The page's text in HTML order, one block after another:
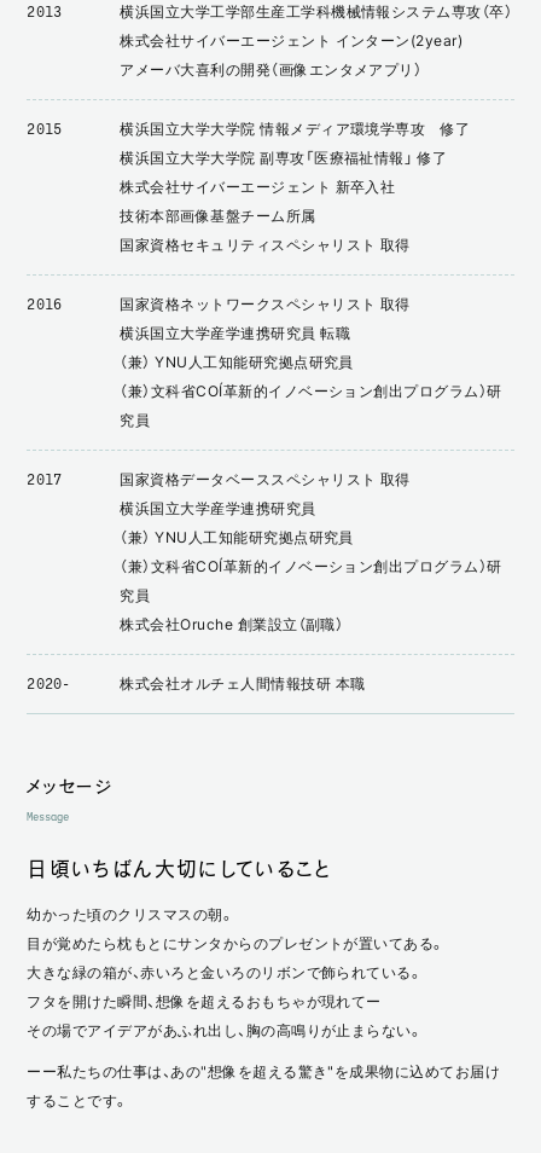
2013
横浜国立大学工学部生産工学科機械情報システム専攻（卒）
株式会社サイバーエージェント インターン(2year)
アメーバ大喜利の開発（画像エンタメアプリ）
2015
横浜国立大学大学院 情報メディア環境学専攻 修了
横浜国立大学大学院 副専攻「医療福祉情報」 修了
株式会社サイバーエージェント 新卒入社
技術本部画像基盤チーム所属
国家資格セキュリティスペシャリスト 取得
2016
国家資格ネットワークスペシャリスト 取得
横浜国立大学産学連携研究員 転職
（兼） YNU人工知能研究拠点研究員
（兼）文科省COI（革新的イノベーション創出プログラム）研
究員
2017
国家資格データベーススペシャリスト 取得
横浜国立大学産学連携研究員
（兼） YNU人工知能研究拠点研究員
（兼）文科省COI（革新的イノベーション創出プログラム）研
究員
株式会社Oruche 創業設立（副職）
2020- 株式会社オルチェ人間情報技研 本職
メッセージ
Message
日頃いちばん大切にしていること
幼かった頃のクリスマスの朝。
目が覚めたら枕もとにサンタからのプレゼントが置いてある。
大きな緑の箱が、赤いろと金いろのリボンで飾られている。
フタを開けた瞬間、想像を超えるおもちゃが現れてー
その場でアイデアがあふれ出し、胸の高鳴りが止まらない。
ーー私たちの仕事は、あの"想像を超える驚き"を成果物に込めてお届け
することです。